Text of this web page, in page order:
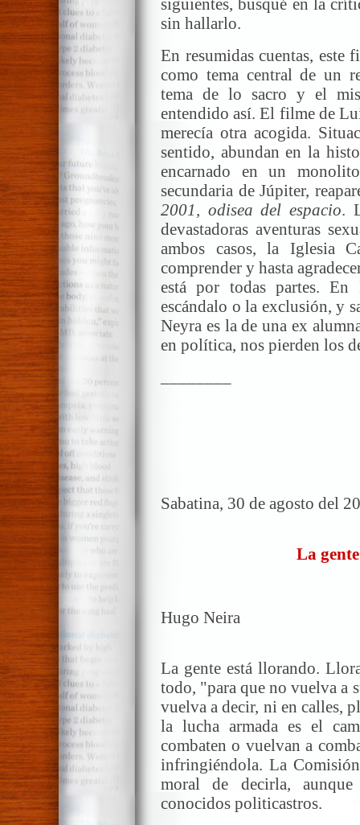
siguientes, busqué en la
sin hallarlo.
En resumidas cuentas, este
como tema central de un
tema de lo sacro y el
entendido así. El filme de
merecía otra acogida.
sentido, abundan en la
encarnado en un
secundaria de Júpiter,
2001, odisea del espacio.
devastadoras aventuras
ambos casos, la Iglesia
comprender y hasta
está por todas partes.
escándalo o la exclusión, y
Neyra es la de una ex
en política, nos pierden los
Sabatina, 30 de agosto del
La
Hugo Neira
La gente está llorando.
todo, "para que no vuelva a
vuelva a decir, ni en calles,
la lucha armada es el
combaten o vuelvan a
infringiéndola. La
moral de decirla,
conocidos politicastros.